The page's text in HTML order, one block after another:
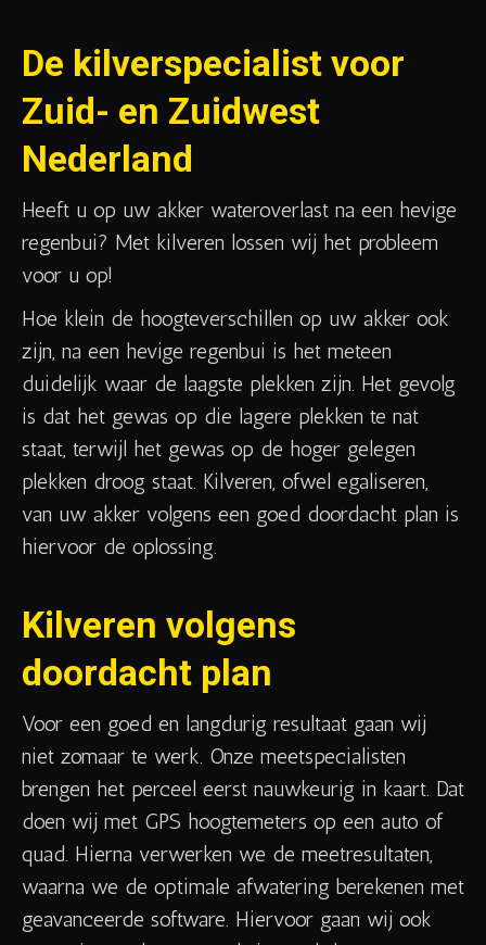
De kilverspecialist voor
Zuid- en Zuidwest
Nederland
Heeft u op uw akker wateroverlast na een hevige
regenbui? Met kilveren lossen wij het probleem
voor u op!
Hoe klein de hoogteverschillen op uw akker ook
zijn, na een hevige regenbui is het meteen
duidelijk waar de laagste plekken zijn. Het gevolg
is dat het gewas op die lagere plekken te nat
staat, terwijl het gewas op de hoger gelegen
plekken droog staat. Kilveren, ofwel egaliseren,
van uw akker volgens een goed doordacht plan is
hiervoor de oplossing.
Kilveren volgens
doordacht plan
Voor een goed en langdurig resultaat gaan wij
niet zomaar te werk. Onze meetspecialisten
brengen het perceel eerst nauwkeurig in kaart. Dat
doen wij met GPS hoogtemeters op een auto of
quad. Hierna verwerken we de meetresultaten,
waarna we de optimale afwatering berekenen met
geavanceerde software. Hiervoor gaan wij ook